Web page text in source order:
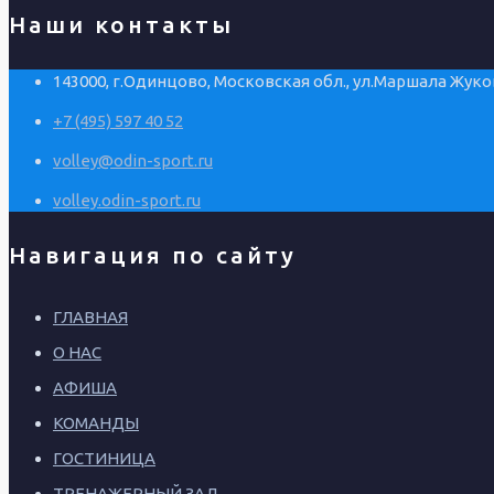
Наши контакты
143000, г.Одинцово, Московская обл., ул.Маршала
+7 (495) 597 40 52
volley@odin-sport.ru
volley.odin-sport.ru
Навигация по сайту
ГЛАВНАЯ
О НАС
АФИША
КОМАНДЫ
ГОСТИНИЦА